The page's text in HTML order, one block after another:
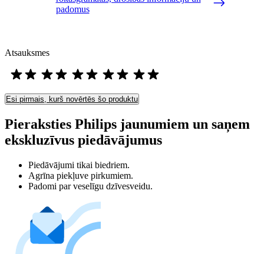
padomus
Atsauksmes
Esi pirmais, kurš novērtēs šo produktu
Pieraksties Philips jaunumiem un saņem
ekskluzīvus piedāvājumus
Piedāvājumi tikai biedriem.
Agrīna piekļuve pirkumiem.
Padomi par veselīgu dzīvesveidu.